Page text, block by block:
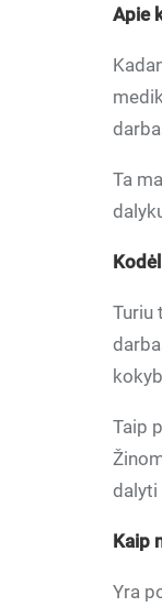
Apie
Ta
Turiu
Taip
dalyti
Kaip
Yra